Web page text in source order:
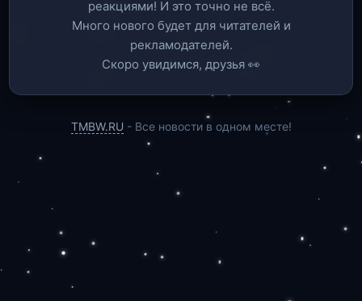
реакциями! И это точно не всё.
Много нового будет для читателей и
рекламодателей.
Скоро увидимся, друзья 👀
TMBW.RU - Все новости в одном месте!